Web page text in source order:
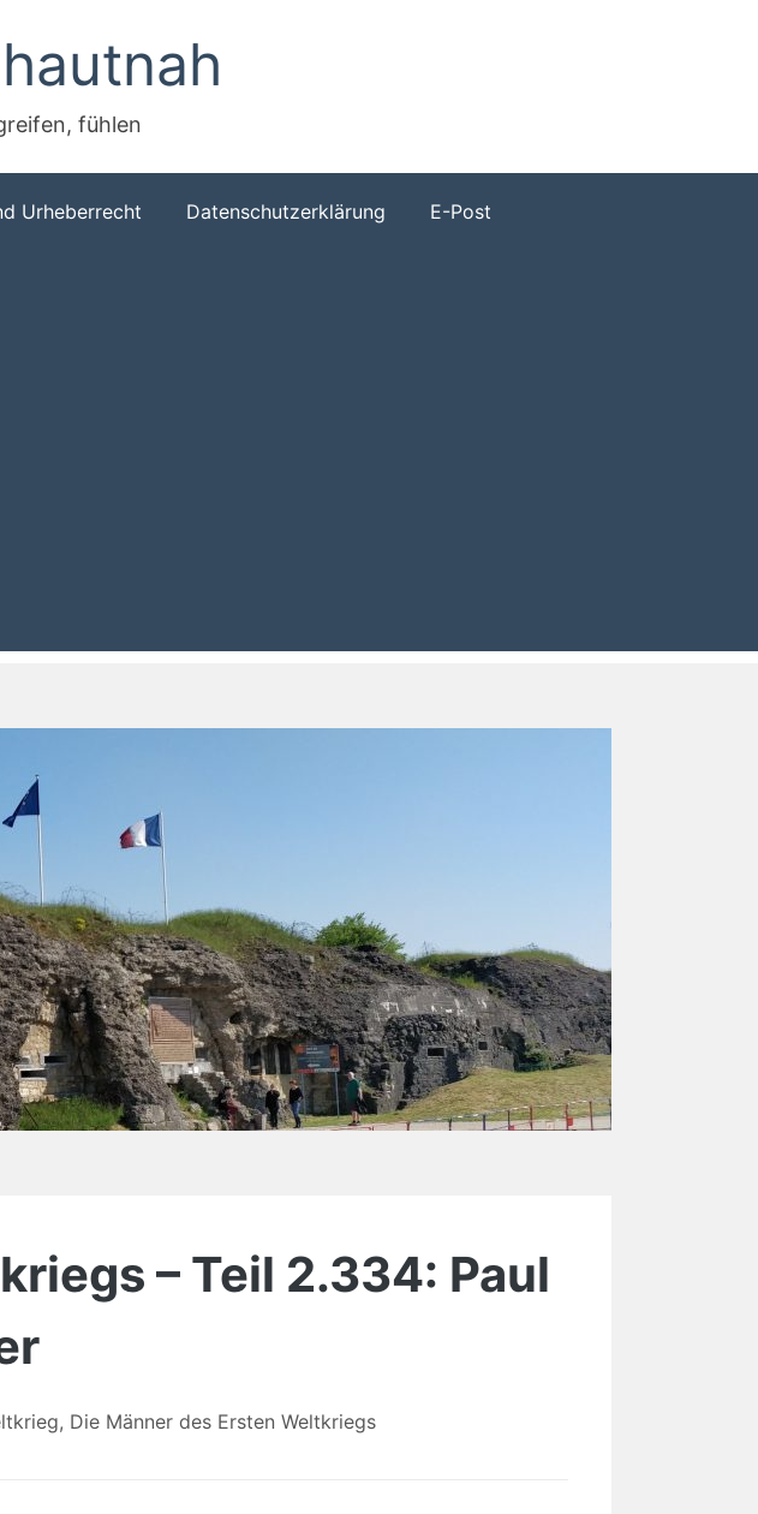
fühlen
Urheberrecht Datenschutzerklärung E-Post
– Teil 2.334: Paul
, Die Männer des Ersten Weltkriegs